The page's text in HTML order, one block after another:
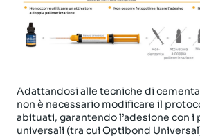
Adattandosi alle tecniche di
non è necessario modificare il
abituati, garantendo l’adesione con
universali (tra cui Optibond